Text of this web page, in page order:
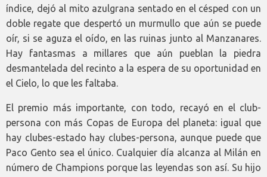
índice, dejó al mito azulgrana sentado en el césped con un
doble regate que despertó un murmullo que aún se puede
oír, si se aguza el oído, en las ruinas junto al Manzanares.
Hay fantasmas a millares que aún pueblan la piedra
desmantelada del recinto a la espera de su oportunidad en
el Cielo, lo que les faltaba.
El premio más importante, con todo, recayó en el club-
persona con más Copas de Europa del planeta: igual que
hay clubes-estado hay clubes-persona, aunque puede que
Paco Gento sea el único. Cualquier día alcanza al Milán en
número de Champions porque las leyendas son así. Su hijo